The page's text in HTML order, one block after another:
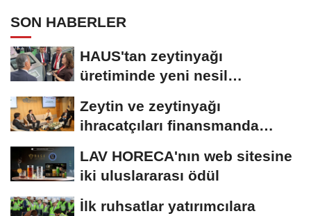
SON HABERLER
HAUS'tan zeytinyağı
üretiminde yeni nesil
Zeytin ve zeytinyağı
ihracatçıları finansmanda
LAV HORECA'nın web sitesine
iki uluslararası ödül
İlk ruhsatlar yatırımcılara